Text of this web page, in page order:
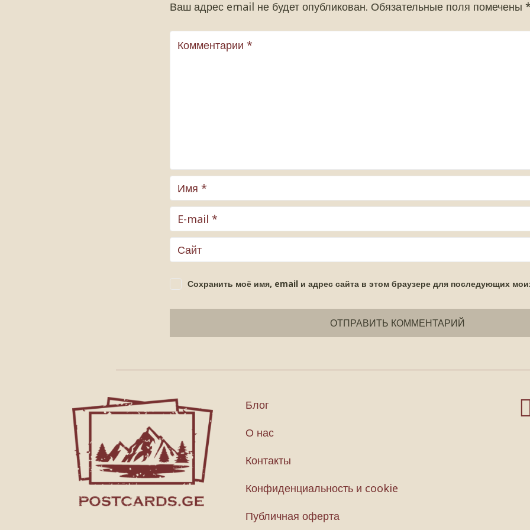
Ваш адрес email не будет опубликован. Обязательные поля помечены
Сохранить моё имя, email и адрес сайта в этом браузере для последующих
Блог
О нас
Контакты
Конфиденциальность и cookie
Публичная оферта